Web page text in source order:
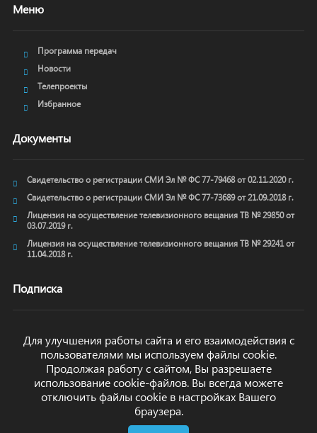
Меню
Программа передач
Новости
Телепроекты
Избранное
Документы
Свидетельство о регистрации СМИ Эл № ФС 77-79468 от 02.11.2020 г.
Свидетельство о регистрации СМИ Эл № ФС 77-73689 от 21.09.2018 г.
Лицензия на осуществление телевизионного вещания ТВ № 29850 от
03.07.2019 г.
Лицензия на осуществление телевизионного вещания ТВ № 29241 от
11.04.2018 г.
Подписка
ОТПРАВИТЬ
Для улучшения работы сайта и его взаимодействия с
пользователями мы используем файлы cookie.
Продолжая работу с сайтом, Вы разрешаете
использование cookie-файлов. Вы всегда можете
отключить файлы cookie в настройках Вашего
браузера.